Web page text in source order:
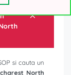
si cauta un
North